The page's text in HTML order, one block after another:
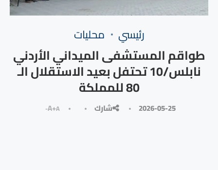
رئيسي محليات
طواقم المستشفى الميداني الأردني
نابلس/10 تحتفل بعيد الاستقلال الـ
80 للمملكة
2026-05-25 شارك A+A-